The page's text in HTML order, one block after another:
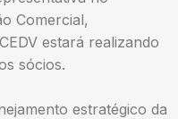
Comercial,
estará realizando
sócios.
estratégico da